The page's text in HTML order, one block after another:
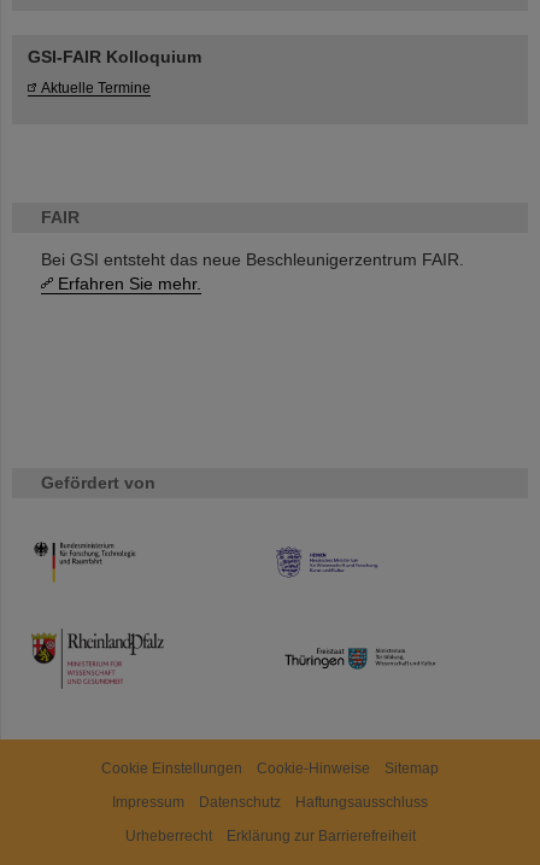
FAIR
Bei GSI entsteht das neue Beschleunigerzentrum FAIR.
Erfahren Sie mehr.
Gefördert von
HMWK
TMWWDG
GSI-FAIR Kolloquium
Aktuelle Termine
Cookie Einstellungen Cookie-Hinweise
Sitemap
Impressum
Datenschutz
Haftungsausschluss
Urheberrecht
Erklärung zur Barrierefreiheit